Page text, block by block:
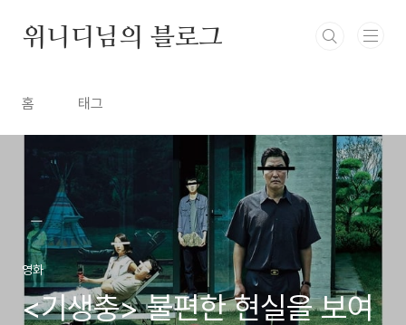
위니디님의 블로그
홈 태그
영화
<기생충> 불편한 현실을 보여